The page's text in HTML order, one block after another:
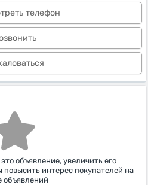
телефон
объявление, увеличить его
повысить интерес покупателей на
объявлений